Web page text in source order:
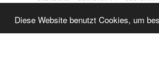
Diese Website benutzt Cookies, um